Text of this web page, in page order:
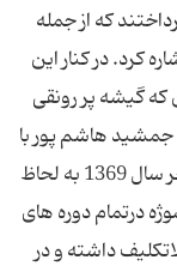
که از جمله
کرد. در کنار این
گیشه پر رونقی
جمشید هاشم پور با
سر تراشیده مشهورش بود! جشنواره فیلم فجر سال 1369 به لحاظ
درتمام دوره های
داشته و در